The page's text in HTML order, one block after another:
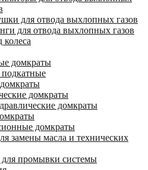
для отвода выхлопных газов
для отвода выхлопных газов
домкраты
домкраты
домкраты
домкраты
замены масла и технических
промывки системы